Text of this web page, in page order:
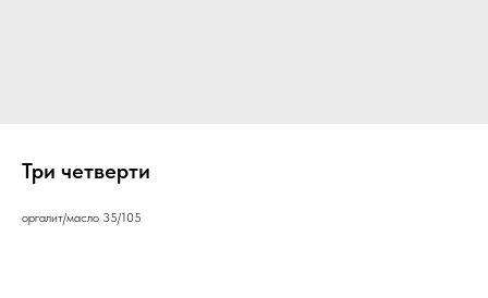
Три четверти
оргалит/масло 35/105